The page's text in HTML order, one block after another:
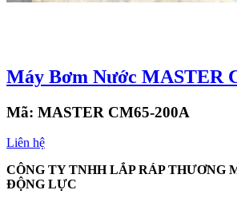
Máy Bơm Nước MASTER
Mã: MASTER CM65-200A
Liên hệ
CÔNG TY TNHH LẮP RÁP THƯƠNG
ĐỘNG LỰC